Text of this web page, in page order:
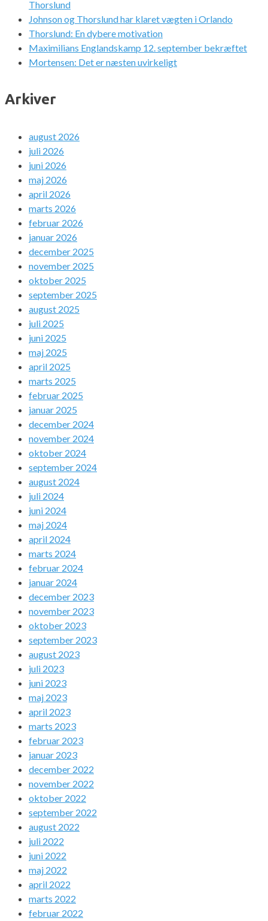
Thorslund
Johnson og Thorslund har klaret vægten i Orlando
Thorslund: En dybere motivation
Maximilians Englandskamp 12. september bekræftet
Mortensen: Det er næsten uvirkeligt
Arkiver
august 2026
juli 2026
juni 2026
maj 2026
april 2026
marts 2026
februar 2026
januar 2026
december 2025
november 2025
oktober 2025
september 2025
august 2025
juli 2025
juni 2025
maj 2025
april 2025
marts 2025
februar 2025
januar 2025
december 2024
november 2024
oktober 2024
september 2024
august 2024
juli 2024
juni 2024
maj 2024
april 2024
marts 2024
februar 2024
januar 2024
december 2023
november 2023
oktober 2023
september 2023
august 2023
juli 2023
juni 2023
maj 2023
april 2023
marts 2023
februar 2023
januar 2023
december 2022
november 2022
oktober 2022
september 2022
august 2022
juli 2022
juni 2022
maj 2022
april 2022
marts 2022
februar 2022